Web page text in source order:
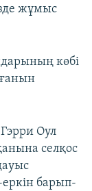
жұмыс
көбі
Оул
селқос
еркін барып-